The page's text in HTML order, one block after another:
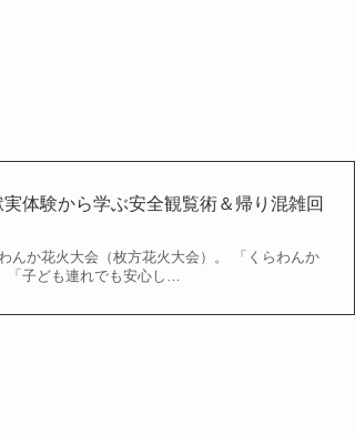
体験から学ぶ安全観覧術＆帰り混雑回
んか花火大会（枚方花火大会）。 「くらわんか
「子ども連れでも安心し…